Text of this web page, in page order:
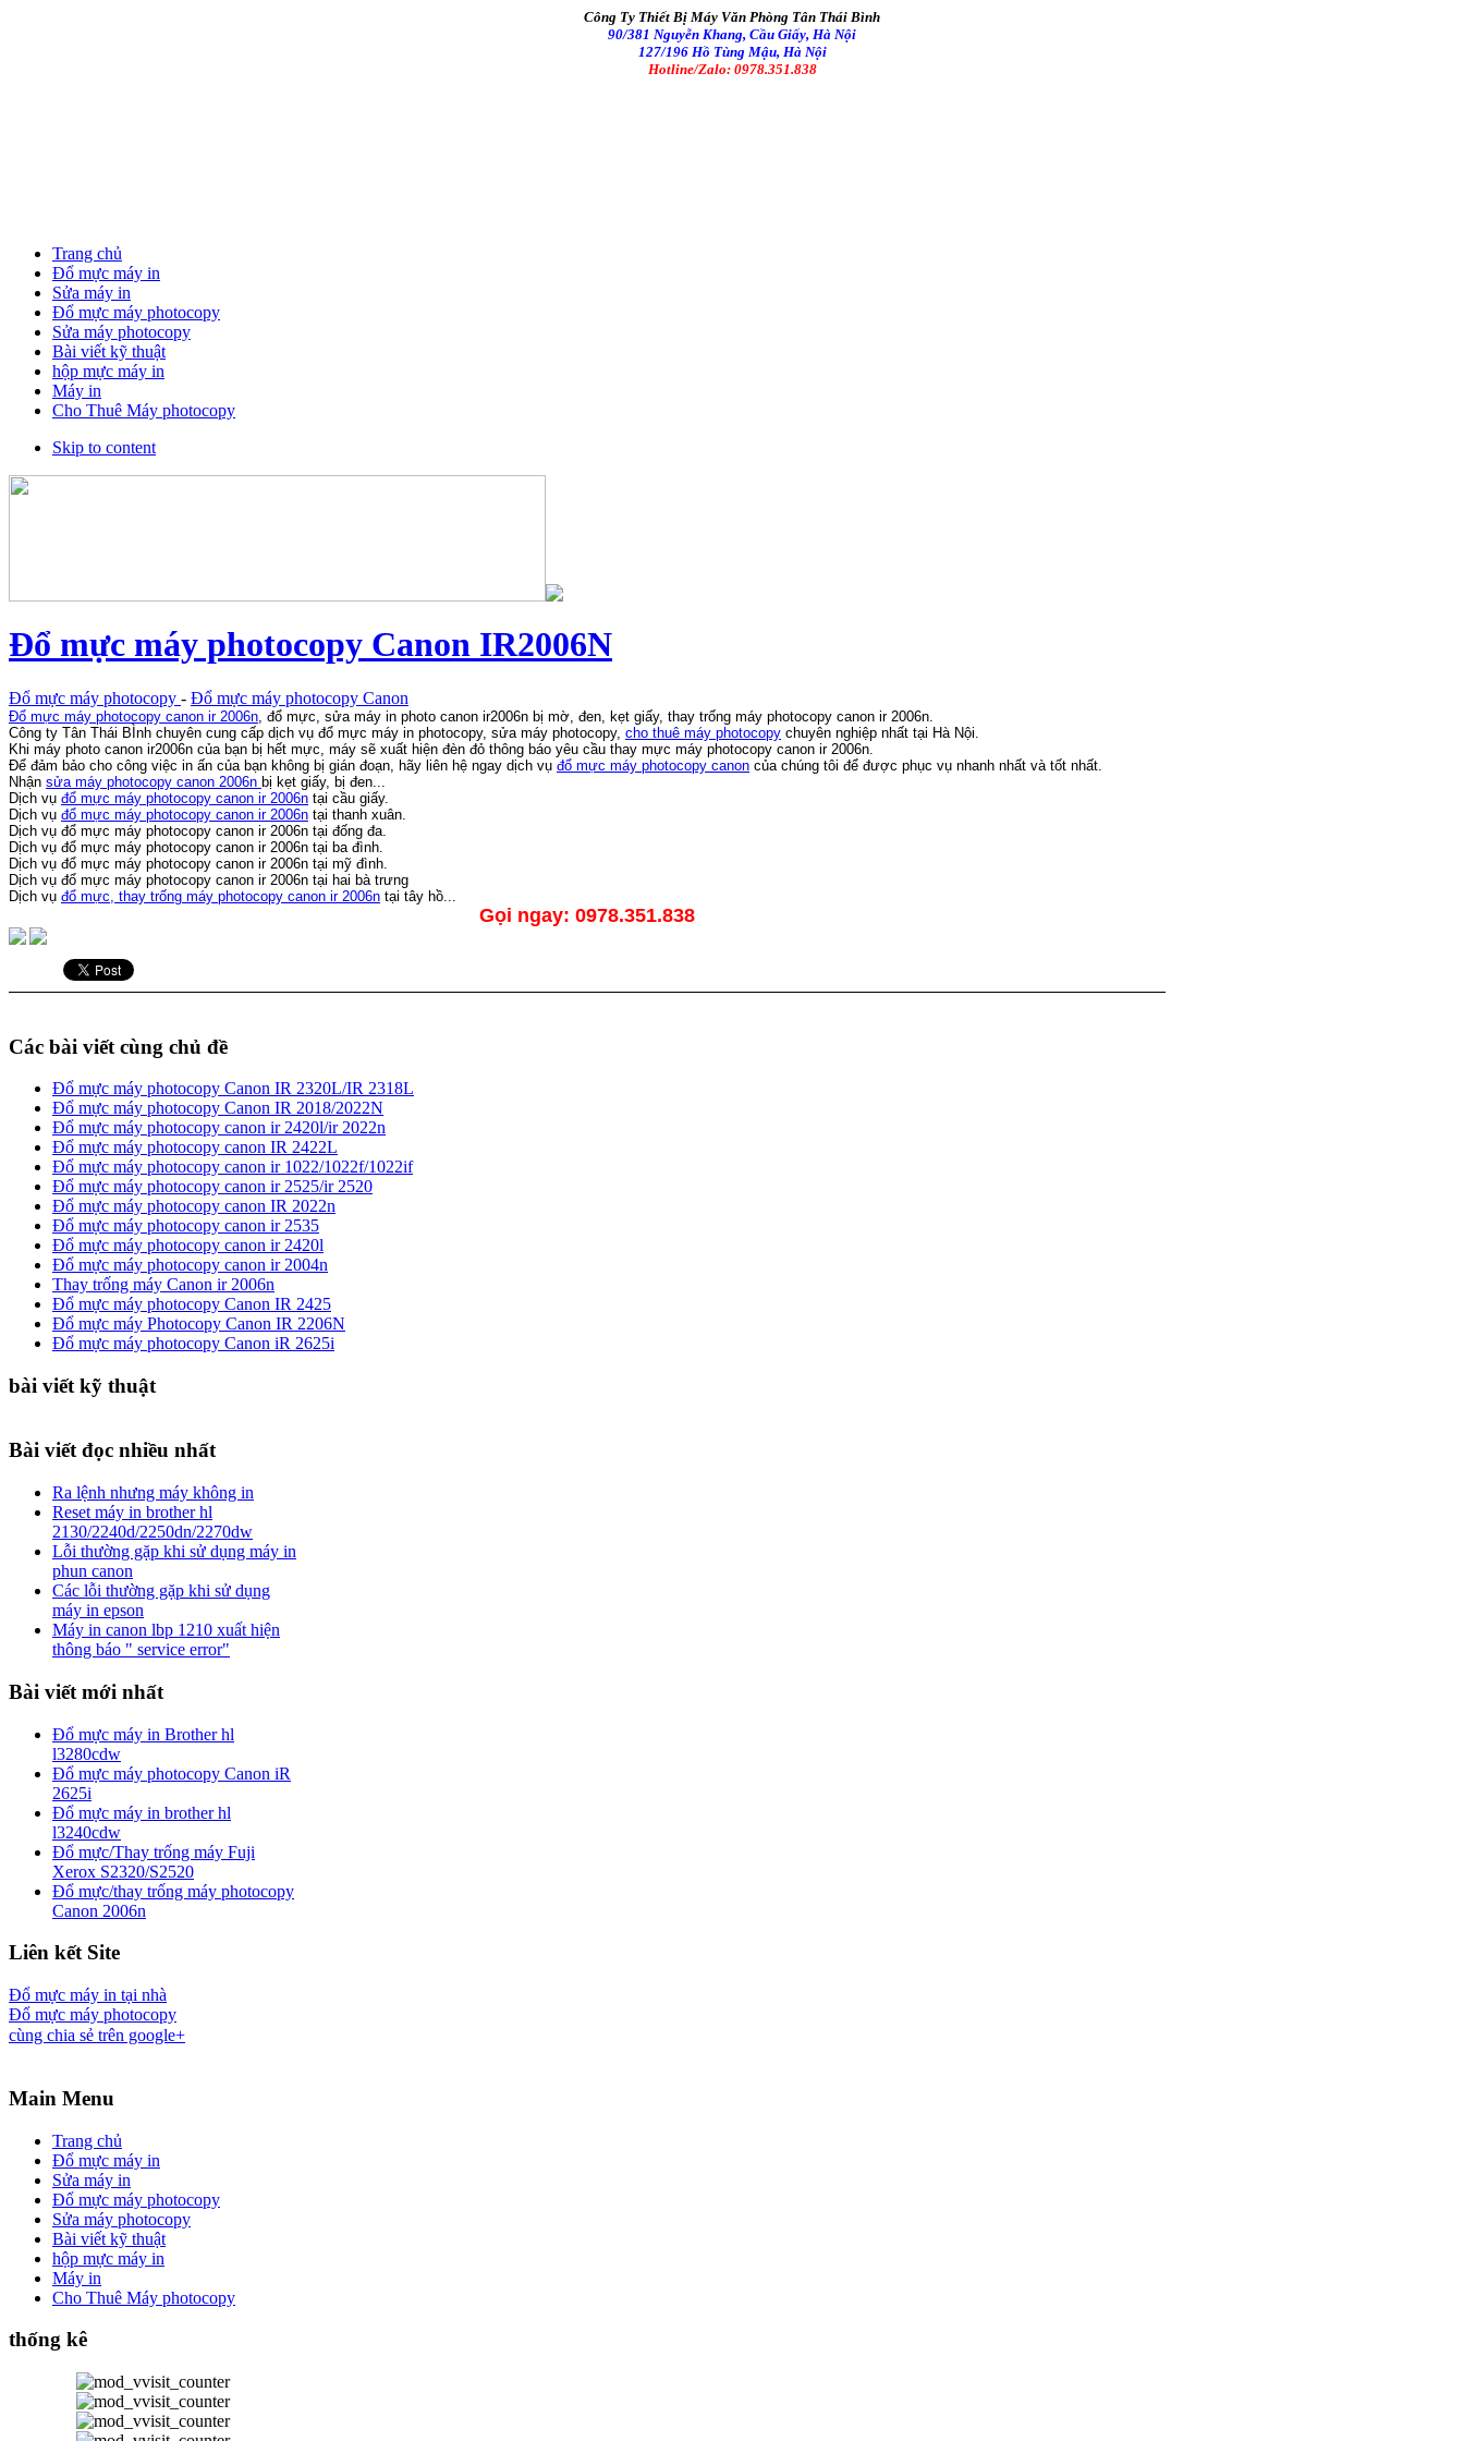
Công Ty Thiết Bị Máy Văn Phòng Tân Thái Bình
90/381 Nguyễn Khang, Cầu Giấy, Hà Nội
127/196 Hồ Tùng Mậu, Hà Nội
Hotline/Zalo: 0978.351.838
Trang chủ
Đổ mực máy in
Sửa máy in
Đổ mực máy photocopy
Sửa máy photocopy
Bài viết kỹ thuật
hộp mực máy in
Máy in
Cho Thuê Máy photocopy
Skip to content
Đổ mực máy photocopy Canon IR2006N
Đổ mực máy photocopy - Đổ mực máy photocopy Canon
Đổ mực máy photocopy canon ir 2006n , đổ mực, sửa máy in photo canon ir2006n bị mờ, đen, kẹt giấy, thay trống máy photocopy canon ir 2006n.
Công ty Tân Thái BÌnh chuyên cung cấp dịch vụ đổ mực máy in photocopy, sửa máy photocopy, cho thuê máy photocopy chuyên nghiệp nhất tại Hà Nội.
Khi máy photo canon ir2006n của bạn bị hết mực, máy sẽ xuất hiện đèn đỏ thông báo yêu cầu thay mực máy photocopy canon ir 2006n.
Để đảm bảo cho công việc in ấn của bạn không bị gián đoạn, hãy liên hệ ngay dịch vụ đổ mực máy photocopy canon của chúng tôi để được phục vụ nhanh nhất và tốt nhất.
Nhận sửa máy photocopy canon 2006n bị kẹt giấy, bị đen...
Dịch vụ đổ mực máy photocopy canon ir 2006n tại cầu giấy.
Dịch vụ đổ mực máy photocopy canon ir 2006n tại thanh xuân.
Dịch vụ đổ mực máy photocopy canon ir 2006n tại đống đa.
Dịch vụ đổ mực máy photocopy canon ir 2006n tại ba đình.
Dịch vụ đổ mực máy photocopy canon ir 2006n tại mỹ đình.
Dịch vụ đổ mực máy photocopy canon ir 2006n tại hai bà trưng
Dịch vụ đổ mực, thay trống máy photocopy canon ir 2006n tại tây hồ...
Gọi ngay: 0978.351.838
Các bài viết cùng chủ đề
Đổ mực máy photocopy Canon IR 2320L/IR 2318L
Đổ mực máy photocopy Canon IR 2018/2022N
Đổ mực máy photocopy canon ir 2420l/ir 2022n
Đổ mực máy photocopy canon IR 2422L
Đổ mực máy photocopy canon ir 1022/1022f/1022if
Đổ mực máy photocopy canon ir 2525/ir 2520
Đổ mực máy photocopy canon IR 2022n
Đổ mực máy photocopy canon ir 2535
Đổ mực máy photocopy canon ir 2420l
Đổ mực máy photocopy canon ir 2004n
Thay trống máy Canon ir 2006n
Đổ mực máy photocopy Canon IR 2425
Đổ mực máy Photocopy Canon IR 2206N
Đổ mực máy photocopy Canon iR 2625i
bài viết kỹ thuật
Bài viết đọc nhiều nhất
Ra lệnh nhưng máy không in
Reset máy in brother hl
2130/2240d/2250dn/2270dw
Lỗi thường gặp khi sử dụng máy in
phun canon
Các lỗi thường gặp khi sử dụng
máy in epson
Máy in canon lbp 1210 xuất hiện
thông báo " service error"
Bài viết mới nhất
Đổ mực máy in Brother hl
l3280cdw
Đổ mực máy photocopy Canon iR
2625i
Đổ mực máy in brother hl
l3240cdw
Đổ mực/Thay trống máy Fuji
Xerox S2320/S2520
Đổ mực/thay trống máy photocopy
Canon 2006n
Liên kết Site
Đổ mực máy in tại nhà
Đổ mực máy photocopy
cùng chia sẻ trên google+
Main Menu
Trang chủ
Đổ mực máy in
Sửa máy in
Đổ mực máy photocopy
Sửa máy photocopy
Bài viết kỹ thuật
hộp mực máy in
Máy in
Cho Thuê Máy photocopy
thống kê